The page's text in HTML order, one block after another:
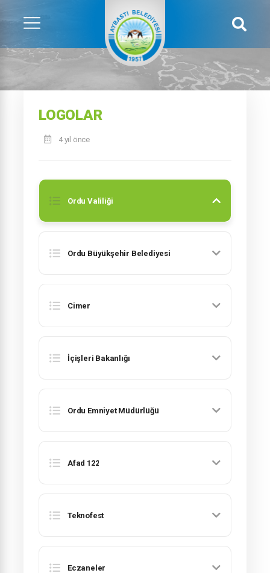
LOGOLAR
4 yıl önce
Ordu Valiliği
Ordu Büyükşehir Belediyesi
Cimer
İçişleri Bakanlığı
Ordu Emniyet Müdürlüğü
Afad 122
Teknofest
Eczaneler